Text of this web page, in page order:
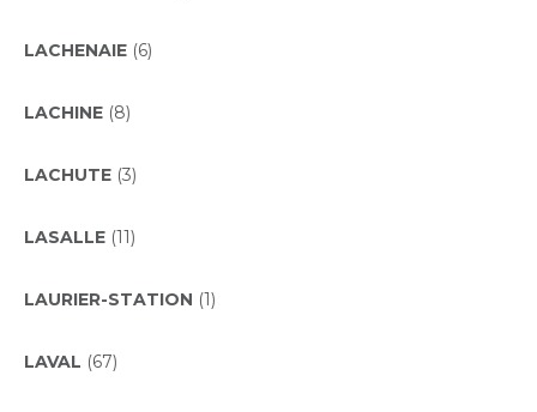
LACHENAIE (6)
LACHINE (8)
LACHUTE (3)
LASALLE (11)
LAURIER-STATION (1)
LAVAL (67)